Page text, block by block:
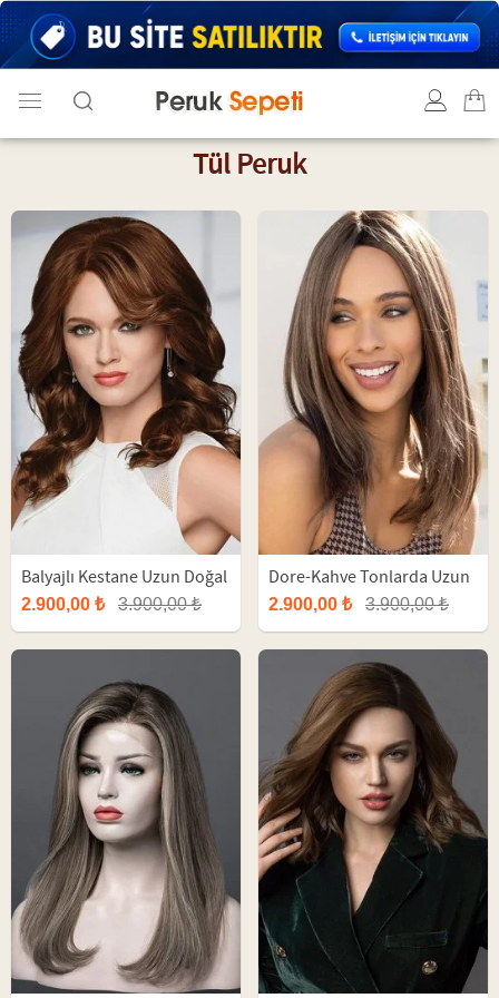
Tül Peruk
Balyajlı Kestane Uzun Doğal
Peruk
2.900,00 ₺ 3.900,00 ₺
Dore-Kahve Tonlarda Uzun
Doğal Tül Peruk
2.900,00 ₺ 3.900,00 ₺